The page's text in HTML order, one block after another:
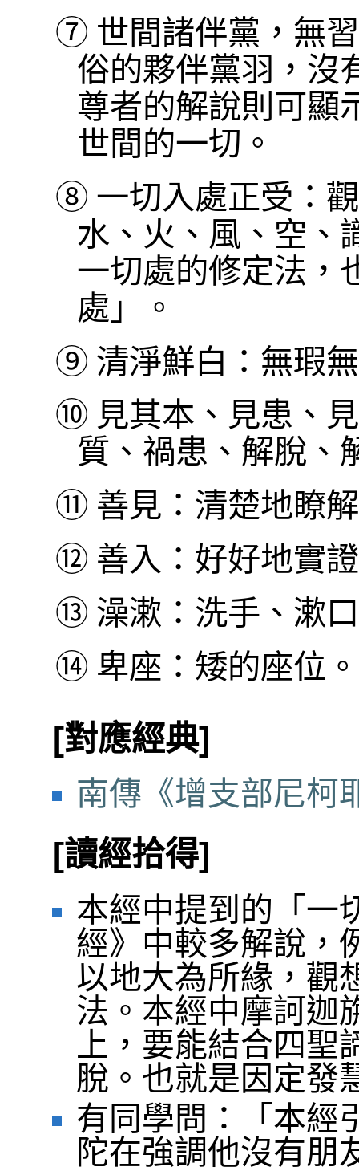
⑦ 世間諸伴黨，無
俗的夥伴黨羽，沒
尊者的解說則可顯
世間的一切。
⑧ 一切入處正受：
水、火、風、空、
一切處的修定法，
處」。
⑨ 清淨鮮白：無瑕
⑩ 見其本、見患、
質、禍患、解脫、
⑪ 善見：清楚地瞭
⑫ 善入：好好地實
⑬ 澡漱：洗手、漱
⑭ 卑座：矮的座位。
[對應經典]
南傳《增支部尼柯
[讀經拾得]
本經中提到的「一
經》中較多解說，
以地大為所緣，觀
法。本經中摩訶迦
上，要能結合四
脫。也就是因定發
有同學問：「本經
陀在強調他沒有朋